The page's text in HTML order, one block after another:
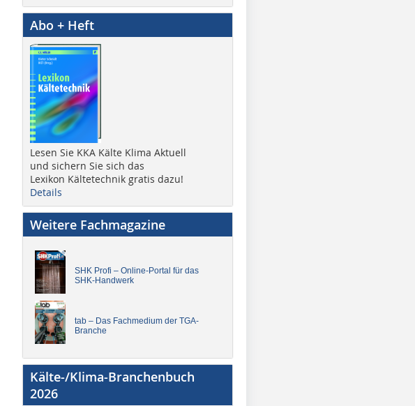
Abo + Heft
Lesen Sie KKA Kälte Klima Aktuell
und sichern Sie sich das
Lexikon Kältetechnik gratis dazu!
Details
Weitere Fachmagazine
SHK Profi – Online-Portal für das
SHK-Handwerk
tab – Das Fachmedium der TGA-
Branche
Kälte-/Klima-Branchenbuch
2026